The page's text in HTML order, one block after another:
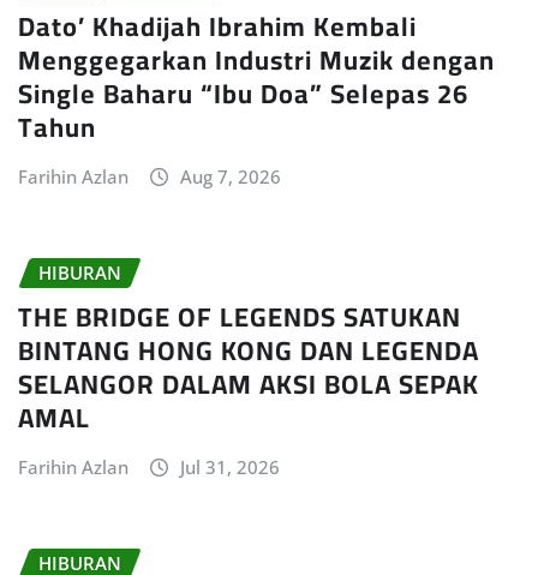
Dato’ Khadijah Ibrahim Kembali
Menggegarkan Industri Muzik dengan
Single Baharu “Ibu Doa” Selepas 26
Tahun
Farihin Azlan Aug 7, 2026
HIBURAN
THE BRIDGE OF LEGENDS SATUKAN
BINTANG HONG KONG DAN LEGENDA
SELANGOR DALAM AKSI BOLA SEPAK
AMAL
Farihin Azlan Jul 31, 2026
HIBURAN